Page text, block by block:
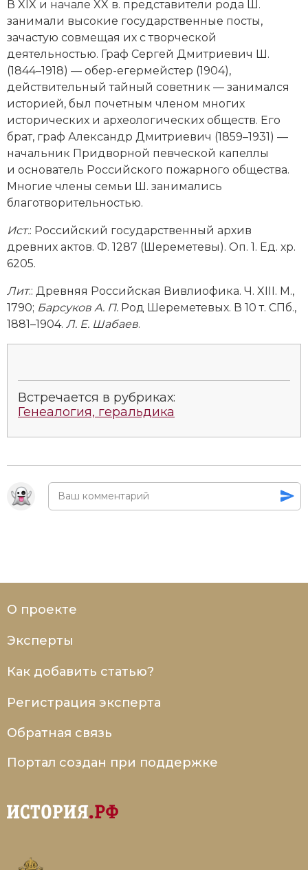
В XIX и начале XX в. представители рода Ш.
занимали высокие государственные посты,
зачастую совмещая их с творческой
деятельностью. Граф Сергей Дмитриевич Ш.
(1844–1918) — обер-егермейстер (1904),
действительный тайный советник — занимался
историей, был почетным членом многих
исторических и археологических обществ. Его
брат, граф Александр Дмитриевич (1859–1931) —
начальник Придворной певческой капеллы
и основатель Российского пожарного общества.
Многие члены семьи Ш. занимались
благотворительностью.
Ист.: Российский государственный архив
древних актов. Ф. 1287 (Шереметевы). Оп. 1. Ед. хр.
6205.
Лит.: Древняя Российская Вивлиофика. Ч. XIII. М.,
1790; Барсуков А. П. Род Шереметевых. В 10 т. СПб.,
1881–1904. Л. Е. Шабаев.
Встречается в рубриках:
Генеалогия, геральдика
О проекте
Эксперты
Как добавить статью?
Регистрация эксперта
Обратная связь
Портал создан при поддержке